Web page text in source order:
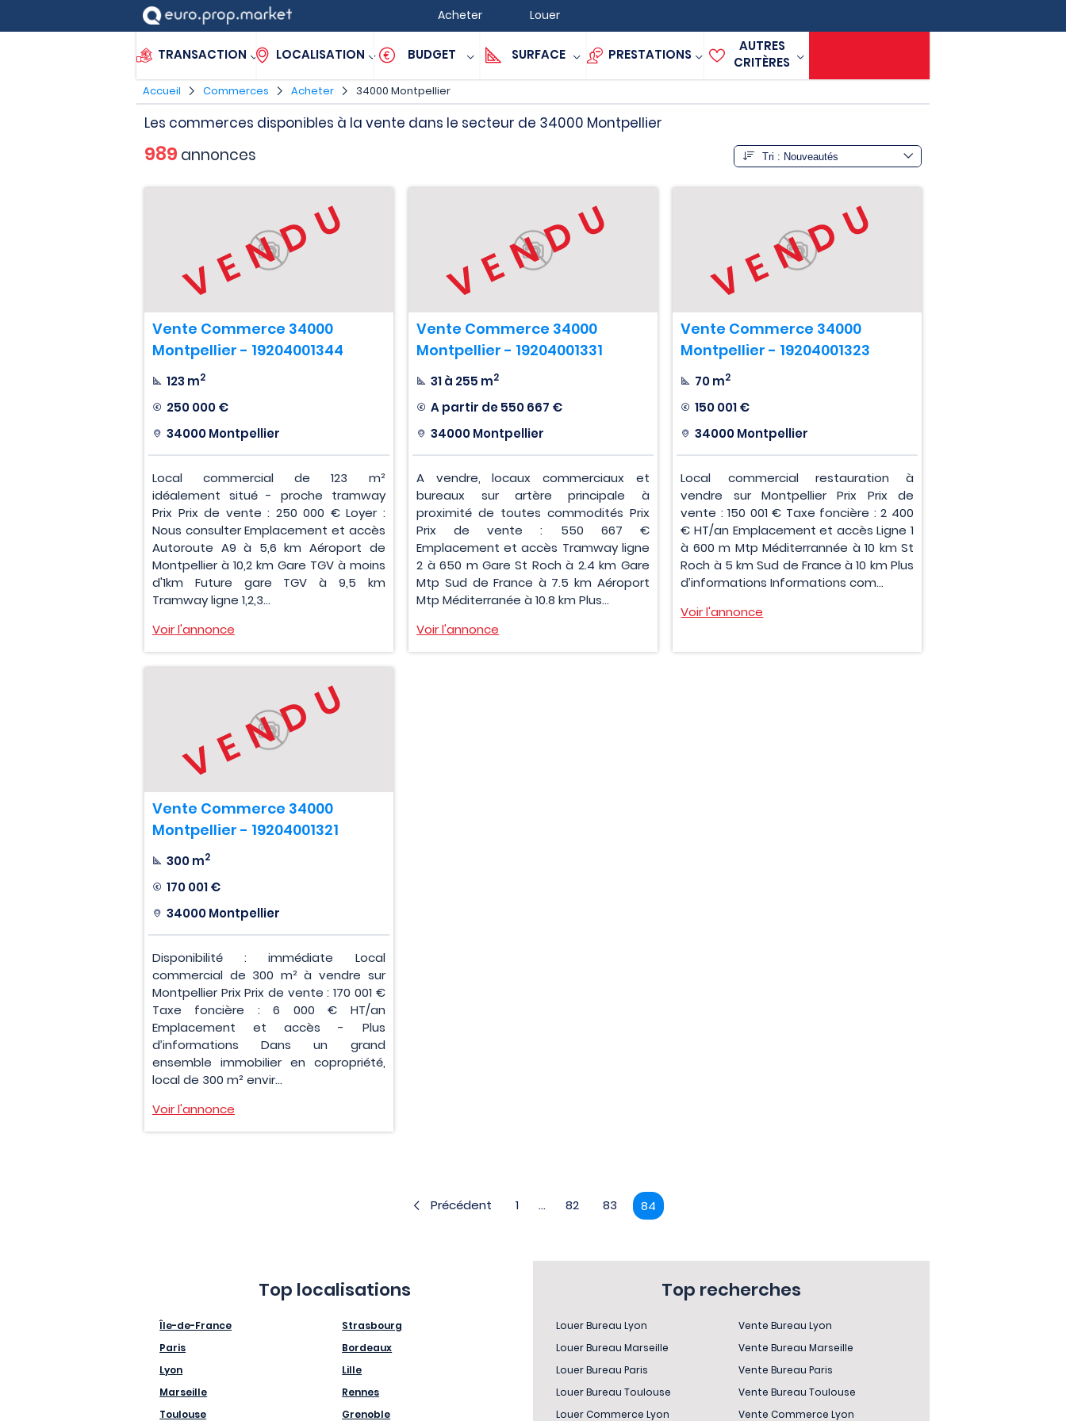
Acheter Louer
TRANSACTION LOCALISATION BUDGET SURFACE PRESTATIONS
AUTRES
CRITÈRES
Accueil Commerces Acheter 34000 Montpellier
Les commerces disponibles à la vente dans le secteur de 34000 Montpellier
989 annonces
VENDU
Vente Commerce 34000
Montpellier - 19204001344
123 m2
250 000 €
34000 Montpellier
Local commercial de 123 m²
idéalement situé - proche tramway
Prix Prix de vente : 250 000 € Loyer :
Nous consulter Emplacement et accès
Autoroute A9 à 5,6 km Aéroport de
Montpellier à 10,2 km Gare TGV à moins
d'1km Future gare TGV à 9,5 km
Tramway ligne 1,2,3...
Voir l'annonce
VENDU
Vente Commerce 34000
Montpellier - 19204001331
31 à 255 m2
A partir de550 667 €
34000 Montpellier
A vendre, locaux commerciaux et
bureaux sur artère principale à
proximité de toutes commodités Prix
Prix de vente : 550 667 €
Emplacement et accès Tramway ligne
2 à 650 m Gare St Roch à 2.4 km Gare
Mtp Sud de France à 7.5 km Aéroport
Mtp Méditerranée à 10.8 km Plus...
Voir l'annonce
VENDU
Vente Commerce 34000
Montpellier - 19204001323
70 m2
150 001 €
34000 Montpellier
Local commercial restauration à
vendre sur Montpellier Prix Prix de
vente : 150 001 € Taxe foncière : 2 400
€ HT/an Emplacement et accès Ligne 1
à 600 m Mtp Méditerrannée à 10 km St
Roch à 5 km Sud de France à 10 km Plus
d’informations Informations com...
Voir l'annonce
VENDU
Vente Commerce 34000
Montpellier - 19204001321
300 m2
170 001 €
34000 Montpellier
Disponibilité : immédiate Local
commercial de 300 m² à vendre sur
Montpellier Prix Prix de vente : 170 001 €
Taxe foncière : 6 000 € HT/an
Emplacement et accès - Plus
d’informations Dans un grand
ensemble immobilier en copropriété,
local de 300 m² envir...
Voir l'annonce
Précédent 1 ... 82 83 84
Top localisations
Île-de-France
Paris
Lyon
Marseille
Toulouse
Strasbourg
Bordeaux
Lille
Rennes
Grenoble
Top recherches
Louer Bureau Lyon
Louer Bureau Marseille
Louer Bureau Paris
Louer Bureau Toulouse
Louer Commerce Lyon
Vente Bureau Lyon
Vente Bureau Marseille
Vente Bureau Paris
Vente Bureau Toulouse
Vente Commerce Lyon